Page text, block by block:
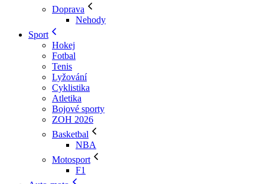
Doprava
Nehody
Sport
Hokej
Fotbal
Tenis
Lyžování
Cyklistika
Atletika
Bojové sporty
ZOH 2026
Basketbal
NBA
Motosport
F1